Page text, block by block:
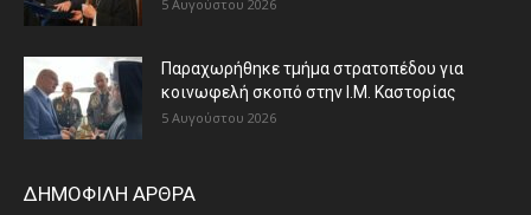
5 Αυγούστου 2026
Παραχωρήθηκε τμήμα στρατοπέδου για
κοινωφελή σκοπό στην Ι.Μ. Καστορίας
5 Αυγούστου 2026
ΔΗΜΟΦΙΛΗ ΑΡΘΡΑ